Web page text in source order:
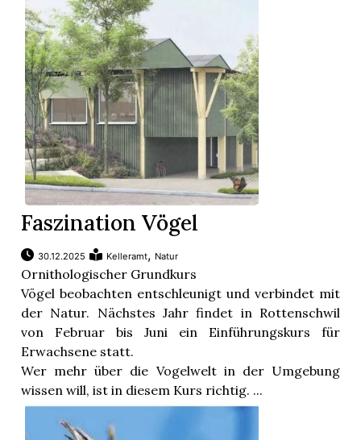
Faszination Vögel
30.12.2025 Kelleramt, Natur
Ornithologischer Grundkurs
Vögel beobachten entschleunigt und verbindet mit
der Natur. Nächstes Jahr findet in Rottenschwil
von Februar bis Juni ein Einführungskurs für
Erwachsene statt.
Wer mehr über die Vogelwelt in der Umgebung
wissen will, ist in diesem Kurs richtig. ...